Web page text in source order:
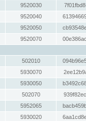
9520030
9520040
9520050
9520070
502010
5930070
5930050
502070
5952065
5930020